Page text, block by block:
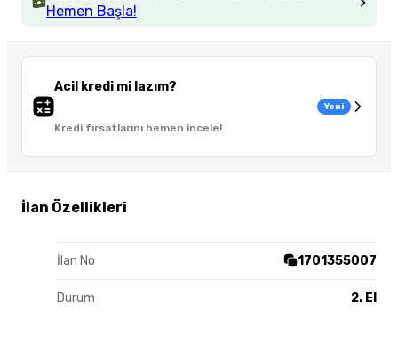
Hemen Başla!
Acil kredi mi lazım?
Kredi fırsatlarını hemen incele!
Yeni
İlan Özellikleri
İlan No 1701355007
Durum 2. El